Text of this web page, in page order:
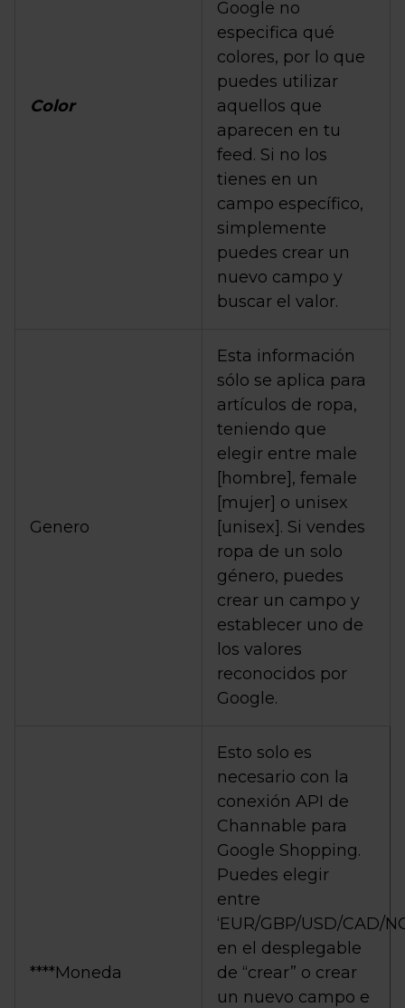
Color
Google no
especifica qué
colores, por lo que
puedes utilizar
aquellos que
aparecen en tu
feed. Si no los
tienes en un
campo específico,
simplemente
puedes crear un
nuevo campo y
buscar el valor.
Genero
Esta información
sólo se aplica para
artículos de ropa,
teniendo que
elegir entre male
[hombre], female
[mujer] o unisex
[unisex]. Si vendes
ropa de un solo
género, puedes
crear un campo y
establecer uno de
los valores
reconocidos por
Google.
****Moneda
Esto solo es
necesario con la
conexión API de
Channable para
Google Shopping.
Puedes elegir
entre
‘EUR/GBP/USD/CAD/
en el desplegable
de “crear” o crear
un nuevo campo e